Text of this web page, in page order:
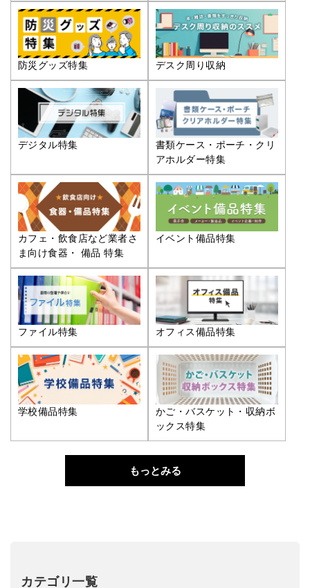
防災グッズ特集 デスク周り収納
デジタル特集
書類ケース・ポーチ・クリ
アホルダー特集
カフェ・飲食店など業者さ
ま向け食器・ 備品 特集
イベント備品特集
ファイル特集 オフィス備品特集
学校備品特集
かご・バスケット・収納ボ
ックス特集
もっとみる
カテゴリ一覧